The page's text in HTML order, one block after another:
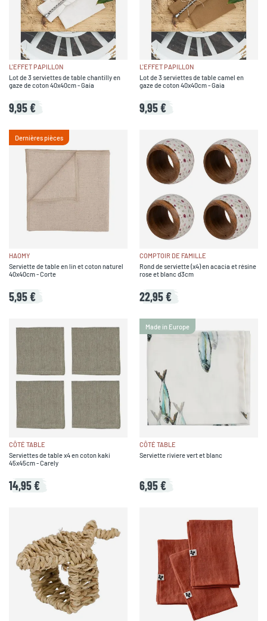
L'EFFET PAPILLON
Lot de 3 serviettes de table chantilly en
gaze de coton 40x40cm - Gaia
9,95 €
L'EFFET PAPILLON
Lot de 3 serviettes de table camel en
gaze de coton 40x40cm - Gaia
9,95 €
Dernières pièces
HAOMY
Serviette de table en lin et coton naturel
40x40cm - Corte
5,95 €
COMPTOIR DE FAMILLE
Rond de serviette (x4) en acacia et résine
rose et blanc d3cm
22,95 €
CÔTÉ TABLE
Serviettes de table x4 en coton kaki
45x45cm - Carely
14,95 €
Made in Europe
CÔTÉ TABLE
Serviette riviere vert et blanc
6,95 €